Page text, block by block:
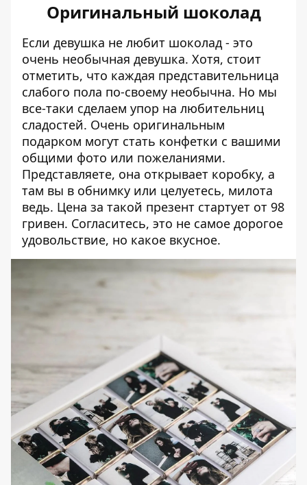
Оригинальный шоколад
Если девушка не любит шоколад - это
очень необычная девушка. Хотя, стоит
отметить, что каждая представительница
слабого пола по-своему необычна. Но мы
все-таки сделаем упор на любительниц
сладостей. Очень оригинальным
подарком могут стать конфетки с вашими
общими фото или пожеланиями.
Представляете, она открывает коробку, а
там вы в обнимку или целуетесь, милота
ведь. Цена за такой презент стартует от 98
гривен. Согласитесь, это не самое дорогое
удовольствие, но какое вкусное.